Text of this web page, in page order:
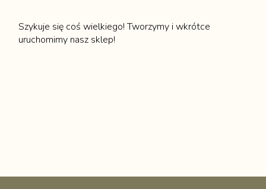
Szykuje się coś wielkiego! Tworzymy i wkrótce
uruchomimy nasz sklep!